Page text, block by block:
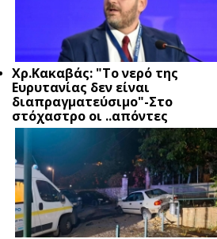
Xρ.Κακαβάς: "Το νερό της
Ευρυτανίας δεν είναι
διαπραγματεύσιμο"-Στο
στόχαστρο οι ..απόντες